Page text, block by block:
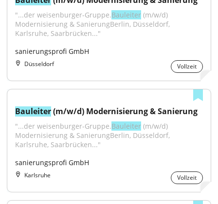
"...der weisenburger-Gruppe.Bauleiter (m/w/d)
Modernisierung & SanierungBerlin, Düsseldorf,
Karlsruhe, Saarbrücken..."
sanierungsprofi GmbH
Düsseldorf Vollzeit
Bauleiter (m/w/d) Modernisierung & Sanierung
"...der weisenburger-Gruppe.Bauleiter (m/w/d)
Modernisierung & SanierungBerlin, Düsseldorf,
Karlsruhe, Saarbrücken..."
sanierungsprofi GmbH
Karlsruhe Vollzeit